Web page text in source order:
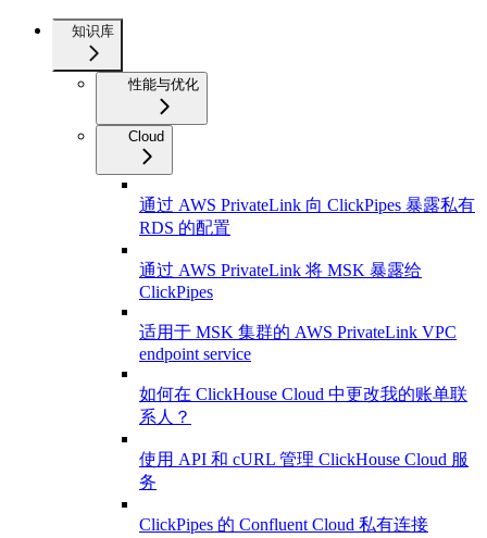
知识库
性能与优化
Cloud
通过 AWS PrivateLink 向 ClickPipes 暴露私有
RDS 的配置
通过 AWS PrivateLink 将 MSK 暴露给
ClickPipes
适用于 MSK 集群的 AWS PrivateLink VPC
endpoint service
如何在 ClickHouse Cloud 中更改我的账单联
系人？
使用 API 和 cURL 管理 ClickHouse Cloud 服
务
ClickPipes 的 Confluent Cloud 私有连接